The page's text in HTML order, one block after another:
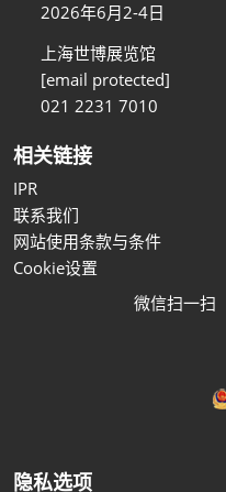
2026年6月2-4日
上海世博展览馆
[email protected]
021 2231 7010
相关链接
IPR
联系我们
网站使用条款与条件
Cookie设置
微信扫
隐私选项